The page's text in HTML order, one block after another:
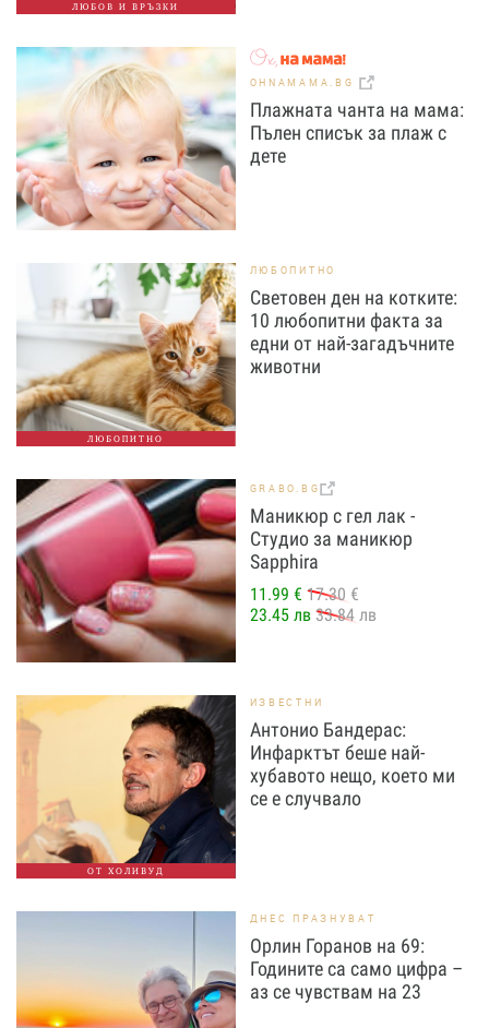
ЛЮБОВ И ВРЪЗКИ
OHNAMAMA.BG
Плажната чанта на мама:
Пълен списък за плаж с
дете
ЛЮБОПИТНО
ЛЮБОПИТНО
Световен ден на котките:
10 любопитни факта за
едни от най-загадъчните
животни
GRABO.BG
Маникюр с гел лак -
Студио за маникюр
Sapphira
11.99 € 17.30 €
23.45 лв 33.84 лв
ОТ ХОЛИВУД
ИЗВЕСТНИ
Антонио Бандерас:
Инфарктът беше най-
хубавото нещо, което ми
се е случвало
ДНЕС ПРАЗНУВАТ
Орлин Горанов на 69:
Годините са само цифра –
аз се чувствам на 23